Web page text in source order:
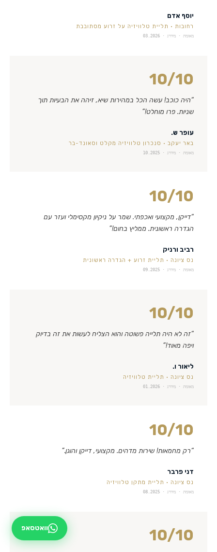
יוסף אדם
רחובות · תליית טלוויזיה על זרוע מסתובבת
מאומת · מידרג · 03.2026
10/10
“היה כוכב! עשה הכל במהירות שיא, זיהה את הבעיות תוך
שניות. פרו מוחלט!”
עופר ש.
באר יעקב · סנכרון טלוויזיה מקלט וסאונד-בר
מאומת · מידרג · 10.2025
10/10
“דייקן, מקצועי ואכפתי. שמר על ניקיון מקסימלי ועזר עם
הגדרה ראשונית. ממליץ בחום!”
רביב ורניק
נס ציונה · תליית זרוע + הגדרה ראשונית
מאומת · מידרג · 09.2025
10/10
“זה לא היה תלייה פשוטה והוא הצליח לעשות את זה בדיוק
ויפה מאוד!”
ליאור ו.
נס ציונה · תליית טלוויזיה
מאומת · מידרג · 01.2026
10/10
“רק מחמאות! שירות מדהים. מקצועי, דייקן והוגן.”
דני פרבר
נס ציונה · תליית מתקן טלוויזיה
מאומת · מידרג · 08.2025
10/10 וואטסאפ